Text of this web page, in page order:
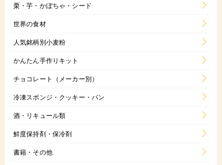
栗・芋・かぼちゃ・シード
世界の食材
人気銘柄別小麦粉
かんたん手作りキット
チョコレート（メーカー別）
冷凍スポンジ・クッキー・パン
酒・リキュール類
鮮度保持剤・保冷剤
書籍・その他